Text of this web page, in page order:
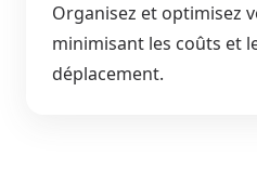
Organisez et optimisez
minimisant les coûts et
déplacement.